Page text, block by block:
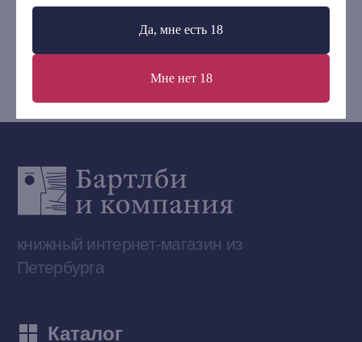
Да, мне есть 18
Мне нет 18
Приобрести книги на Ozon
Наши книги на «Авито»
Telegram-канал